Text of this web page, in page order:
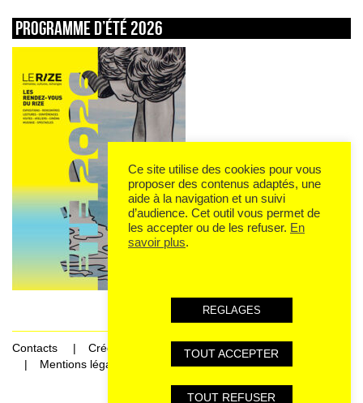
Programme d’été 2026
Contacts
Crédits
Mentions légales et données personnelles
Ce site utilise des cookies pour vous
proposer des contenus adaptés, une
aide à la navigation et un suivi
d’audience. Cet outil vous permet de
les accepter ou de les refuser. En
savoir plus.
REGLAGES
TOUT ACCEPTER
TOUT REFUSER